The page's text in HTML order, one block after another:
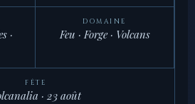
·
DOMAINE
Feu · Forge · Volcans
FÊTE
· 23 août